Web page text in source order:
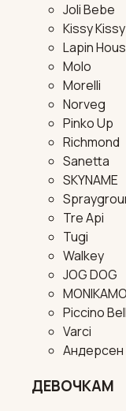
Joli Bebe
Kissy Kissy
Lapin
Molo
Morelli
Norveg
Pinko Up
Richmond
Sanetta
SKYNAME
Tre Api
Tugi
Walkey
JOG DOG
MONIKAMO
Piccino
Varci
Андерсен
ДЕВОЧКАМ